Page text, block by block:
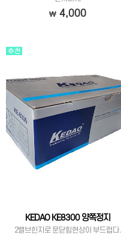
4,000
KEDAO KE8300 양쪽정지
2밸브힌지로 문닫힘현상이 부드럽다.